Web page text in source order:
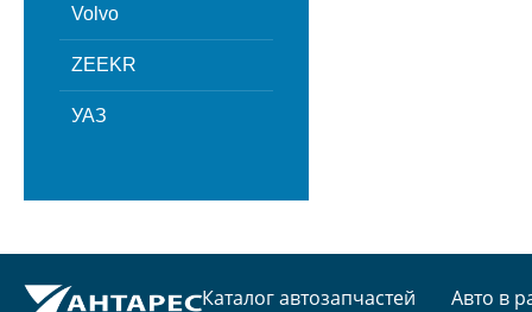
Volvo
ZEEKR
УАЗ
Каталог автозапчастей
Авто в